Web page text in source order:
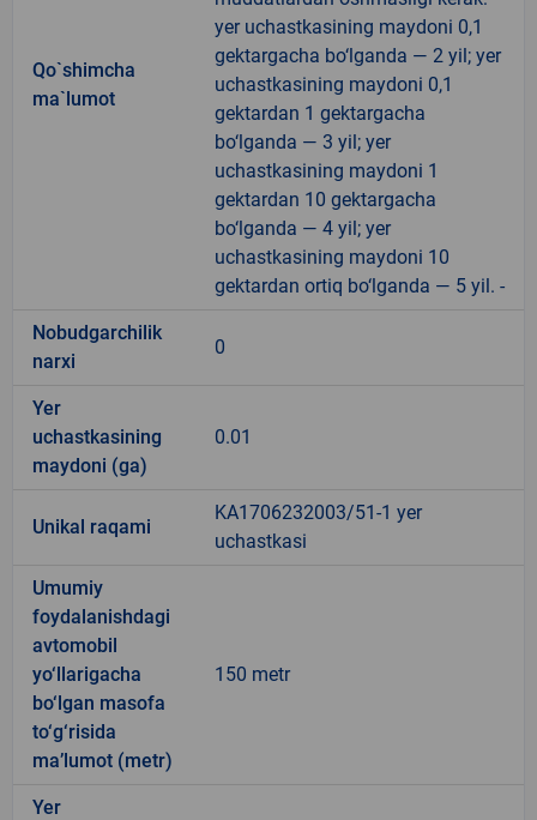
Qo`shimcha
ma`lumot
yer uchastkasining maydoni 0,1
gektargacha bo‘lganda — 2 yil; yer
uchastkasining maydoni 0,1
gektardan 1 gektargacha
bo‘lganda — 3 yil; yer
uchastkasining maydoni 1
gektardan 10 gektargacha
bo‘lganda — 4 yil; yer
uchastkasining maydoni 10
gektardan ortiq bo‘lganda — 5 yil. -
Nobudgarchilik
narxi
0
Yer
uchastkasining
maydoni (ga)
0.01
Unikal raqami
KA1706232003/51-1 yer
uchastkasi
Umumiy
foydalanishdagi
avtomobil
yo‘llarigacha
bo‘lgan masofa
to‘g‘risida
ma’lumot (metr)
150 metr
Yer